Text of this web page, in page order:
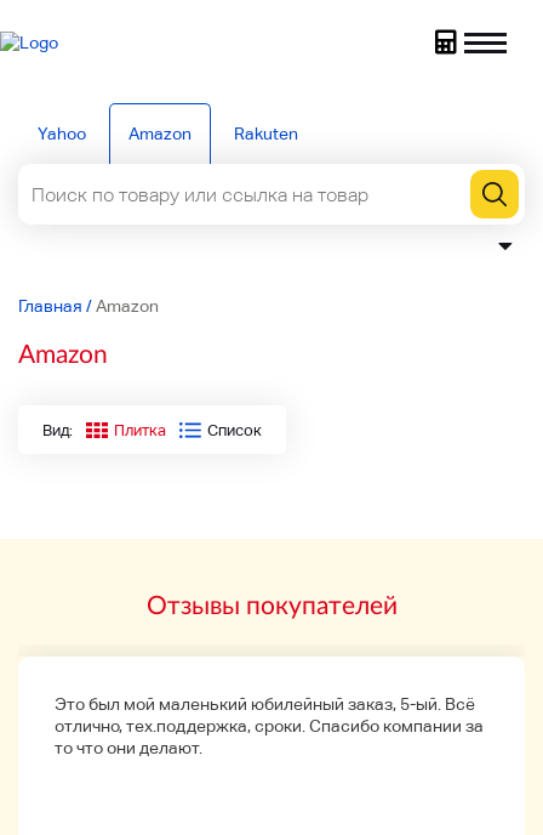
Yahoo Amazon Rakuten
Главная /Amazon
Amazon
Вид: Плитка Список
Отзывы покупателей
Это был мой маленький юбилейный заказ, 5-ый. Всё
отлично, тех.поддержка, сроки. Спасибо компании за
то что они делают.